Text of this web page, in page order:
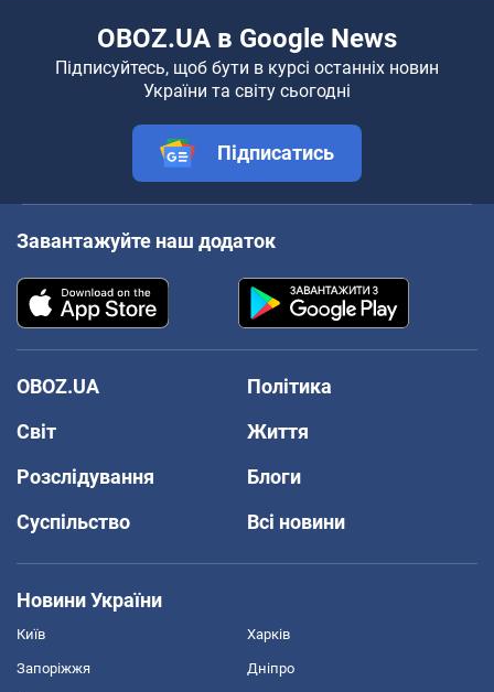
OBOZ.UA в Google News
Підписуйтесь, щоб бути в курсі останніх новин
України та світу сьогодні
Підписатись
Завантажуйте наш додаток
OBOZ.UA
Політика
Світ
Життя
Розслідування
Блоги
Суспільство
Всі новини
Новини України
Київ Харків
Запоріжжя Дніпро